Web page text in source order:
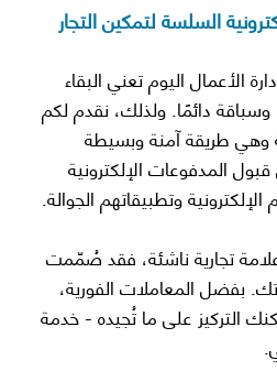
السلسة لتمكين التجار
الأعمال اليوم تعني البقاء
دائمًا. ولذلك، نقدم لكم
وهي طريقة آمنة وبسيطة
المدفوعات الإلكترونية
وتطبيقاتهم الجوالة.
تجارية ناشئة، فقد صُمّمت
بفضل المعاملات الفورية،
التركيز على ما تُجيده - خدمة